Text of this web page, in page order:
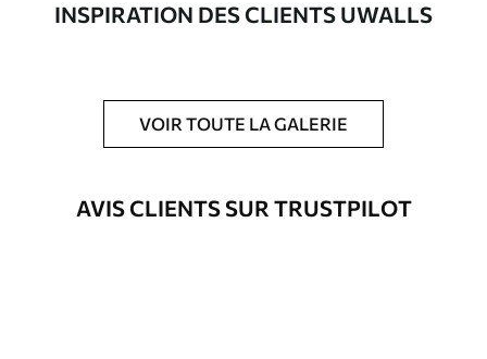
Possibilité d'ajouter un vernis
protecteur pour renforcer la durabilité
du tableau.
Matériaux disponibles
INSPIRATION DES CLIENTS UWALLS
VOIR TOUTE LA GALERIE
AVIS CLIENTS SUR TRUSTPILOT